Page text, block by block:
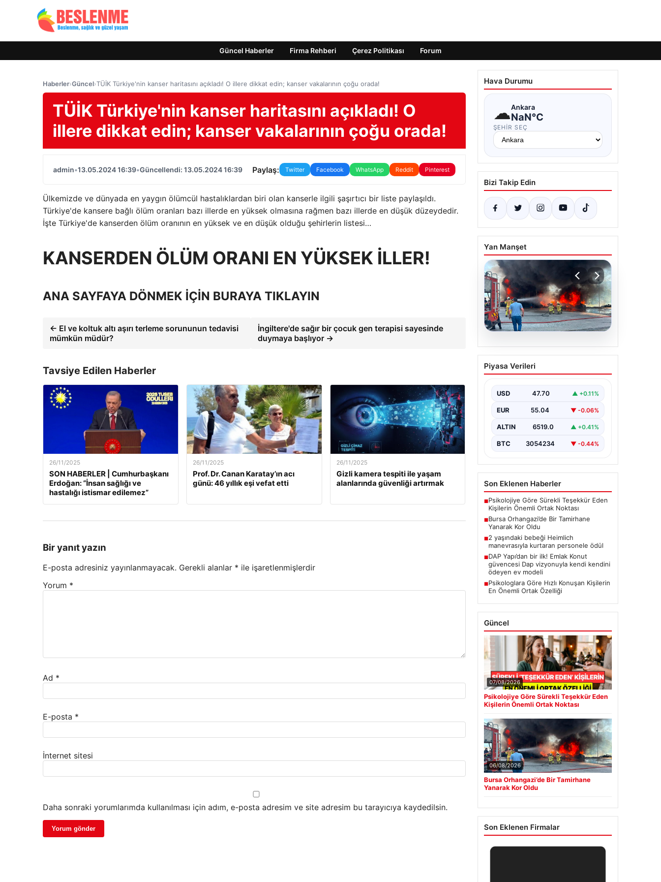
Güncel Haberler Firma Rehberi Çerez Politikası Forum
Haberler›Güncel›TÜİK Türkiye'nin kanser haritasını açıkladı! O illere dikkat edin; kanser vakalarının çoğu orada!
TÜİK Türkiye'nin kanser haritasını açıkladı! O
illere dikkat edin; kanser vakalarının çoğu orada!
admin•13.05.2024 16:39•Güncellendi: 13.05.2024 16:39 Paylaş: Twitter Facebook WhatsApp Reddit Pinterest
Ülkemizde ve dünyada en yaygın ölümcül hastalıklardan biri olan kanserle ilgili şaşırtıcı bir liste paylaşıldı.
Türkiye'de kansere bağlı ölüm oranları bazı illerde en yüksek olmasına rağmen bazı illerde en düşük düzeydedir.
İşte Türkiye'de kanserden ölüm oranının en yüksek ve en düşük olduğu şehirlerin listesi…
KANSERDEN ÖLÜM ORANI EN YÜKSEK İLLER!
ANA SAYFAYA DÖNMEK İÇİN BURAYA TIKLAYIN
← El ve koltuk altı aşırı terleme sorununun tedavisi
mümkün müdür?
İngiltere'de sağır bir çocuk gen terapisi sayesinde
duymaya başlıyor →
Tavsiye Edilen Haberler
26/11/2025
SON HABERLER | Cumhurbaşkanı
Erdoğan: “İnsan sağlığı ve
hastalığı istismar edilemez”
26/11/2025
Prof. Dr. Canan Karatay’ın acı
günü: 46 yıllık eşi vefat etti
26/11/2025
Gizli kamera tespiti ile yaşam
alanlarında güvenliği artırmak
Bir yanıt yazın
E-posta adresiniz yayınlanmayacak. Gerekli alanlar * ile işaretlenmişlerdir
Yorum *
Ad *
E-posta *
İnternet sitesi
Daha sonraki yorumlarımda kullanılması için adım, e-posta adresim ve site adresim bu tarayıcıya kaydedilsin.
Hava Durumu
☁Ankara
NaN°C
ŞEHIR SEÇ
Bizi Takip Edin
Yan Manşet
2 yaşındaki bebeği
Heimlich manevrasıyla
kurtaran personele ödül
{“title”: “2 Yaşındaki Bebeği
Heimlich Manevrasıyla Kurtaran
Görevlilere Ödül Verildi”,
“content”: “ İstanbul Sabiha…
Piyasa Verileri
USD 47.70 ▲ +0.11%
EUR 55.04 ▼ -0.06%
ALTIN
BTC 3054234
Son Eklenen Haberler
■Psikolojiye Göre Sürekli Teşekkür Eden
Kişilerin Önemli Ortak Noktası
Bursa Orhangazi’de Bir Tamirhane
Yanarak Kor Oldu
■2 yaşındaki bebeği Heimlich
manevrasıyla kurtaran personele ödül
■DAP Yapı’dan bir ilk! Emlak Konut
ödeyen ev modeli
■Psikologlara Göre Hızlı Konuşan Kişilerin
En Önemli Ortak Özelliği
Güncel
Psikolojiye Göre Sürekli Teşekkür Eden